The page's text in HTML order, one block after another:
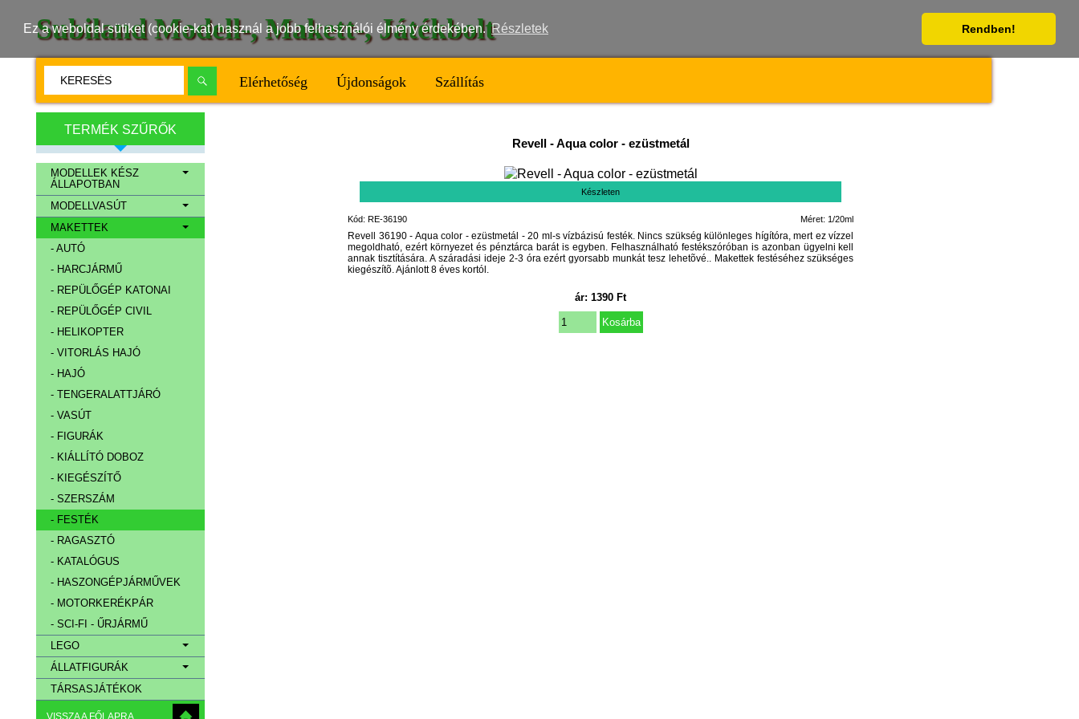
Ez a weboldal sütiket (cookie-kat) használ a jobb felhasználói élmény érdekében. Részletek Rendben!
Subiland Modell-, Makett-, Játékbolt
Elérhetőség Újdonságok Szállítás
TERMÉK SZŰRŐK
MODELLEK KÉSZ
ÁLLAPOTBAN
MODELLVASÚT
MAKETTEK
- AUTÓ
- HARCJÁRMŰ
- REPÜLŐGÉP KATONAI
- REPÜLŐGÉP CIVIL
- HELIKOPTER
- VITORLÁS HAJÓ
- HAJÓ
- TENGERALATTJÁRÓ
- VASÚT
- FIGURÁK
- KIÁLLÍTÓ DOBOZ
- KIEGÉSZÍTŐ
- SZERSZÁM
- FESTÉK
- RAGASZTÓ
- KATALÓGUS
- HASZONGÉPJÁRMŰVEK
- MOTORKERÉKPÁR
- SCI-FI - ŰRJÁRMŰ
LEGO
ÁLLATFIGURÁK
TÁRSASJÁTÉKOK
VISSZA A FŐLAPRA
Revell -Aqua color - ezüstmetál
Készleten
Méret: 1/20ml
Kód: RE-36190
Revell 36190 - Aqua color - ezüstmetál - 20 ml-s vízbázisú festék. Nincs szükség különleges hígítóra, mert ez vízzel
megoldható, ezért környezet és pénztárca barát is egyben. Felhasználható festékszóróban is azonban ügyelni kell
annak tisztítására. A száradási ideje 2-3 óra ezért gyorsabb munkát tesz lehetõvé.. Makettek festéséhez szükséges
kiegészítõ. Ajánlott 8 éves kortól.
ár:1390 Ft